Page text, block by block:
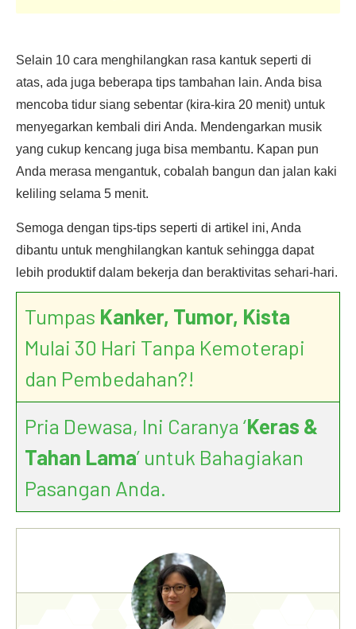
Selain 10 cara menghilangkan rasa kantuk seperti di
atas, ada juga beberapa tips tambahan lain. Anda bisa
mencoba tidur siang sebentar (kira-kira 20 menit) untuk
menyegarkan kembali diri Anda. Mendengarkan musik
yang cukup kencang juga bisa membantu. Kapan pun
Anda merasa mengantuk, cobalah bangun dan jalan kaki
keliling selama 5 menit.
Semoga dengan tips-tips seperti di artikel ini, Anda
dibantu untuk menghilangkan kantuk sehingga dapat
lebih produktif dalam bekerja dan beraktivitas sehari-hari.
Tumpas Kanker, Tumor, Kista
Mulai 30 Hari Tanpa Kemoterapi
dan Pembedahan?!
Pria Dewasa, Ini Caranya ‘Keras &
Tahan Lama’ untuk Bahagiakan
Pasangan Anda.